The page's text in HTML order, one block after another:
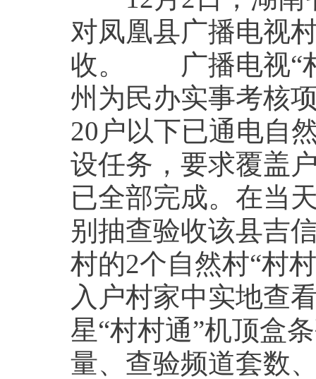
对凤凰县广播电视
收。 广播电视“村
州为民办实事考核
20户以下已通电自
设任务，要求覆盖
已全部完成。在当
别抽查验收该县吉
村的2个自然村“村
入户村家中实地查
星“村村通”机顶盒
量、查验频道套数